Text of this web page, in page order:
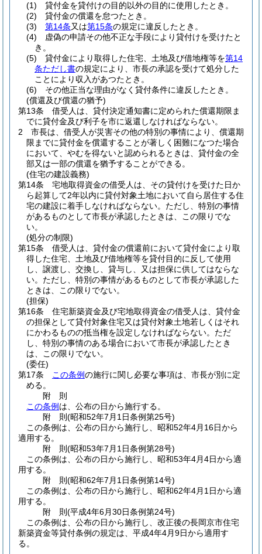
(1)
貸付金を貸付けの目的以外の目的に使用したとき。
(2)
貸付金の償還を怠つたとき。
(3)
第14条又は第15条の規定に違反したとき。
(4)
虚偽の申請その他不正な手段により貸付けを受けたと
き。
(5)
貸付金により取得した住宅、土地及び借地権等を第14
条ただし書の規定により、市長の承認を受けて処分した
ことにより収入があつたとき。
(6)
その他正当な理由がなく貸付条件に違反したとき。
(償還及び償還の猶予)
第13条
借受人は、貸付決定通知書に定められた償還期限ま
でに貸付金及び利子を市に返還しなければならない。
2
市長は、借受人が災害その他の特別の事情により、償還期
限までに貸付金を償還することが著しく困難になつた場合
において、やむを得ないと認められるときは、貸付金の全
部又は一部の償還を猶予することができる。
(住宅の建設義務)
第14条
宅地取得資金の借受人は、その貸付けを受けた日か
ら起算して2年以内に貸付対象土地において自ら居住する住
宅の建設に着手しなければならない。 ただし、特別の事情
があるものとして市長が承認したときは、この限りでな
い。
(処分の制限)
第15条
借受人は、貸付金の償還前において貸付金により取
得した住宅、土地及び借地権等を貸付目的に反して使用
し、譲渡し、交換し、貸与し、又は担保に供してはならな
い。 ただし、特別の事情があるものとして市長が承認した
ときは、この限りでない。
(担保)
第16条
住宅新築資金及び宅地取得資金の借受人は、貸付金
の担保として貸付対象住宅又は貸付対象土地若しくはそれ
にかわるものの抵当権を設定しなければならない。 ただ
し、特別の事情のある場合において市長が承認したとき
は、この限りでない。
(委任)
第17条
この条例の施行に関し必要な事項は、市長が別に定
める。
附 則
この条例 は、公布の日から施行する。
附 則(昭和52年7月1日条例第25号)
この条例は、公布の日から施行し、昭和52年4月16日から
適用する。
附 則(昭和53年7月1日条例第28号)
この条例は、公布の日から施行し、昭和53年4月4日から適
用する。
附 則(昭和62年7月1日条例第14号)
この条例は、公布の日から施行し、昭和62年4月1日から適
用する。
附 則(平成4年6月30日条例第24号)
この条例は、公布の日から施行し、改正後の長岡京市住宅
新築資金等貸付条例の規定は、平成4年4月9日から適用す
る。